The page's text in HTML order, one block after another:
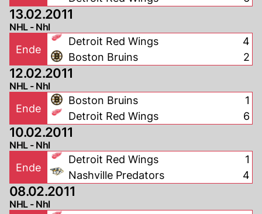
13.02.2011
NHL - Nhl
Ende
Detroit Red Wings
Boston Bruins
4
2
12.02.2011
NHL - Nhl
Ende
Boston Bruins
Detroit Red Wings
1
6
10.02.2011
NHL - Nhl
Ende
Detroit Red Wings
Nashville Predators
1
4
08.02.2011
NHL - Nhl